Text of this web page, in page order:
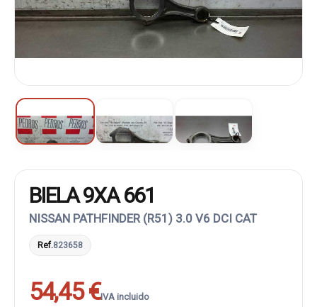
BIELA 9XA 661
NISSAN PATHFINDER (R51) 3.0 V6 DCI CAT
Ref.823658
54,45 €IVA incluido